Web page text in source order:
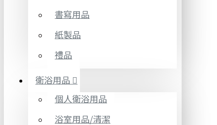
書寫用品
紙製品
禮品
衛浴用品
個人衛浴用品
浴室用品/清潔